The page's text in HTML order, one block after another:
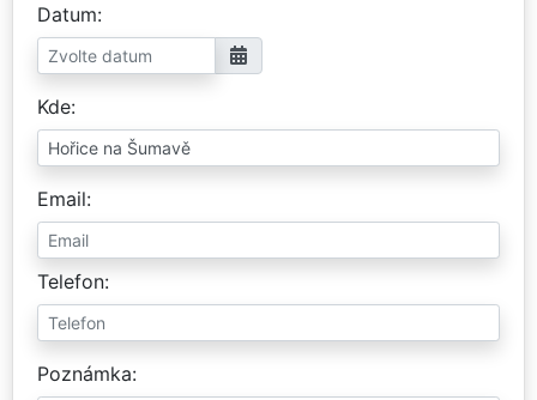
Datum
Kde
Email
Telefon
Poznámka